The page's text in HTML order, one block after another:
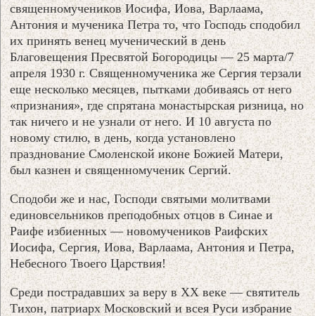
священномучеников Иосифа, Иова, Варлаама,
Антония и мученика Петра то, что Господь сподобил
их принять венец мученический в день
Благовещения Пресвятой Богородицы — 25 марта/7
апреля 1930 г. Священномученика же Сергия терзали
еще несколько месяцев, пытками добиваясь от него
«признания», где спрятана монастырская ризница, но
так ничего и не узнали от него. И 10 августа по
новому стилю, в день, когда установлено
празднование Смоленской иконе Божией Матери,
был казнен и священномученик Сергий.
Сподоби же и нас, Господи святыми молитвами
единовсельников преподобных отцов в Синае и
Раифе избиенных — новомучеников Раифских
Иосифа, Сергия, Иова, Варлаама, Антония и Петра,
Небесного Твоего Царствия!
Среди пострадавших за веру в ХХ веке — святитель
Тихон, патриарх Московский и всея Руси избрание